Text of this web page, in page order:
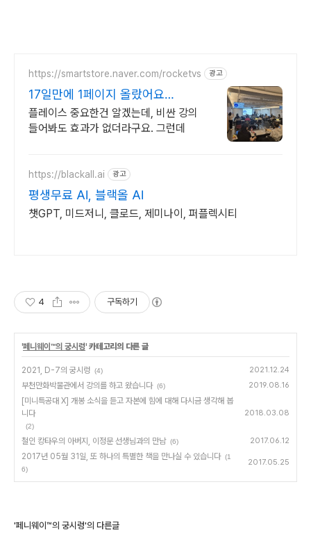
https://smartstore.naver.com/rocketvs 광고
17일만에 1페이지 올랐어요
2300+ 사장님 극찬 리뷰
플레이스 중요한건 알겠는데, 비싼 강의
들어봐도 효과가 없더라구요. 그런데
https://blackall.ai 광고
평생무료 AI, 블랙올 AI
챗GPT, 미드저니, 클로드, 제미나이, 퍼플렉시티
4 구독하기
'페니웨이™의 궁시렁' 카테고리의 다른 글
2021, D-7의 궁시렁 (4) 2021.12.24
부천만화박물관에서 강의를 하고 왔습니다 (6) 2019.08.16
[미니특공대 X] 개봉 소식을 듣고 자본에 힘에 대해 다시금 생각해 봅
니다
(2)
2018.03.08
철인 캉타우의 아버지, 이정문 선생님과의 만남 (6) 2017.06.12
2017년 05월 31일, 또 하나의 특별한 책을 만나실 수 있습니다 (1
6)
2017.05.25
'페니웨이™의 궁시렁'의 다른글